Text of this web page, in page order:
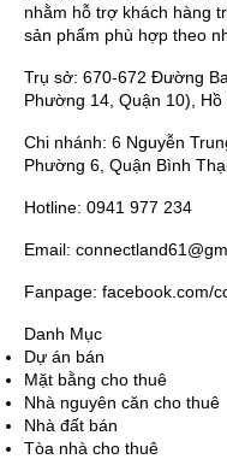
nhằm hỗ trợ khách hàng
sản phẩm phù hợp theo
Trụ sở: 670-672 Đường
Phường 14, Quận 10), Hồ
Chi nhánh: 6 Nguyễn
Phường 6, Quận Bình
Hotline: 0941 977 234
Email:
Fanpage: facebook.com/
Danh Mục
Dự án bán
Mặt bằng cho thuê
Nhà nguyên căn cho thuê
Nhà đất bán
Tòa nhà cho thuê